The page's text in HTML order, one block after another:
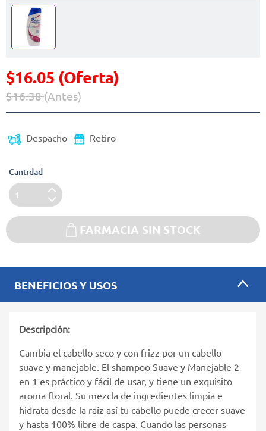
$16.05 (Oferta)
Precio reducido de
$16.38(Antes)
Despacho Retiro
Cantidad
FARMACIA SIN STOCK
BENEFICIOS Y USOS
Descripción:
Cambia el cabello seco y con frizz por un cabello
suave y manejable. El shampoo Suave y Manejable 2
en 1 es práctico y fácil de usar, y tiene un exquisito
aroma floral. Su mezcla de ingredientes limpia e
hidrata desde la raíz así tu cabello puede crecer suave
y hasta 100% libre de caspa. Cuando las personas